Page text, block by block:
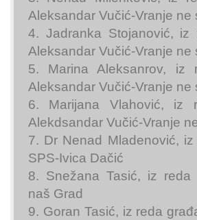
Aleksandar Vučić-Vranje ne
4. Jadranka Stojanović, iz
Aleksandar Vučić-Vranje ne
5. Marina Aleksanrov, iz
Aleksandar Vučić-Vranje ne
6. Marijana Vlahović, iz
Alekdsandar Vučić-Vranje
7. Dr Nenad Mladenović,
SPS-Ivica Dačić
8. Snežana Tasić, iz reda
naš Grad
9. Goran Tasić, iz reda